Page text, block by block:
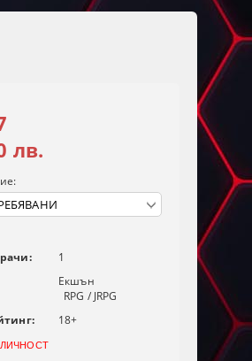
лв.
1
Екшън
RPG / JRPG
18+